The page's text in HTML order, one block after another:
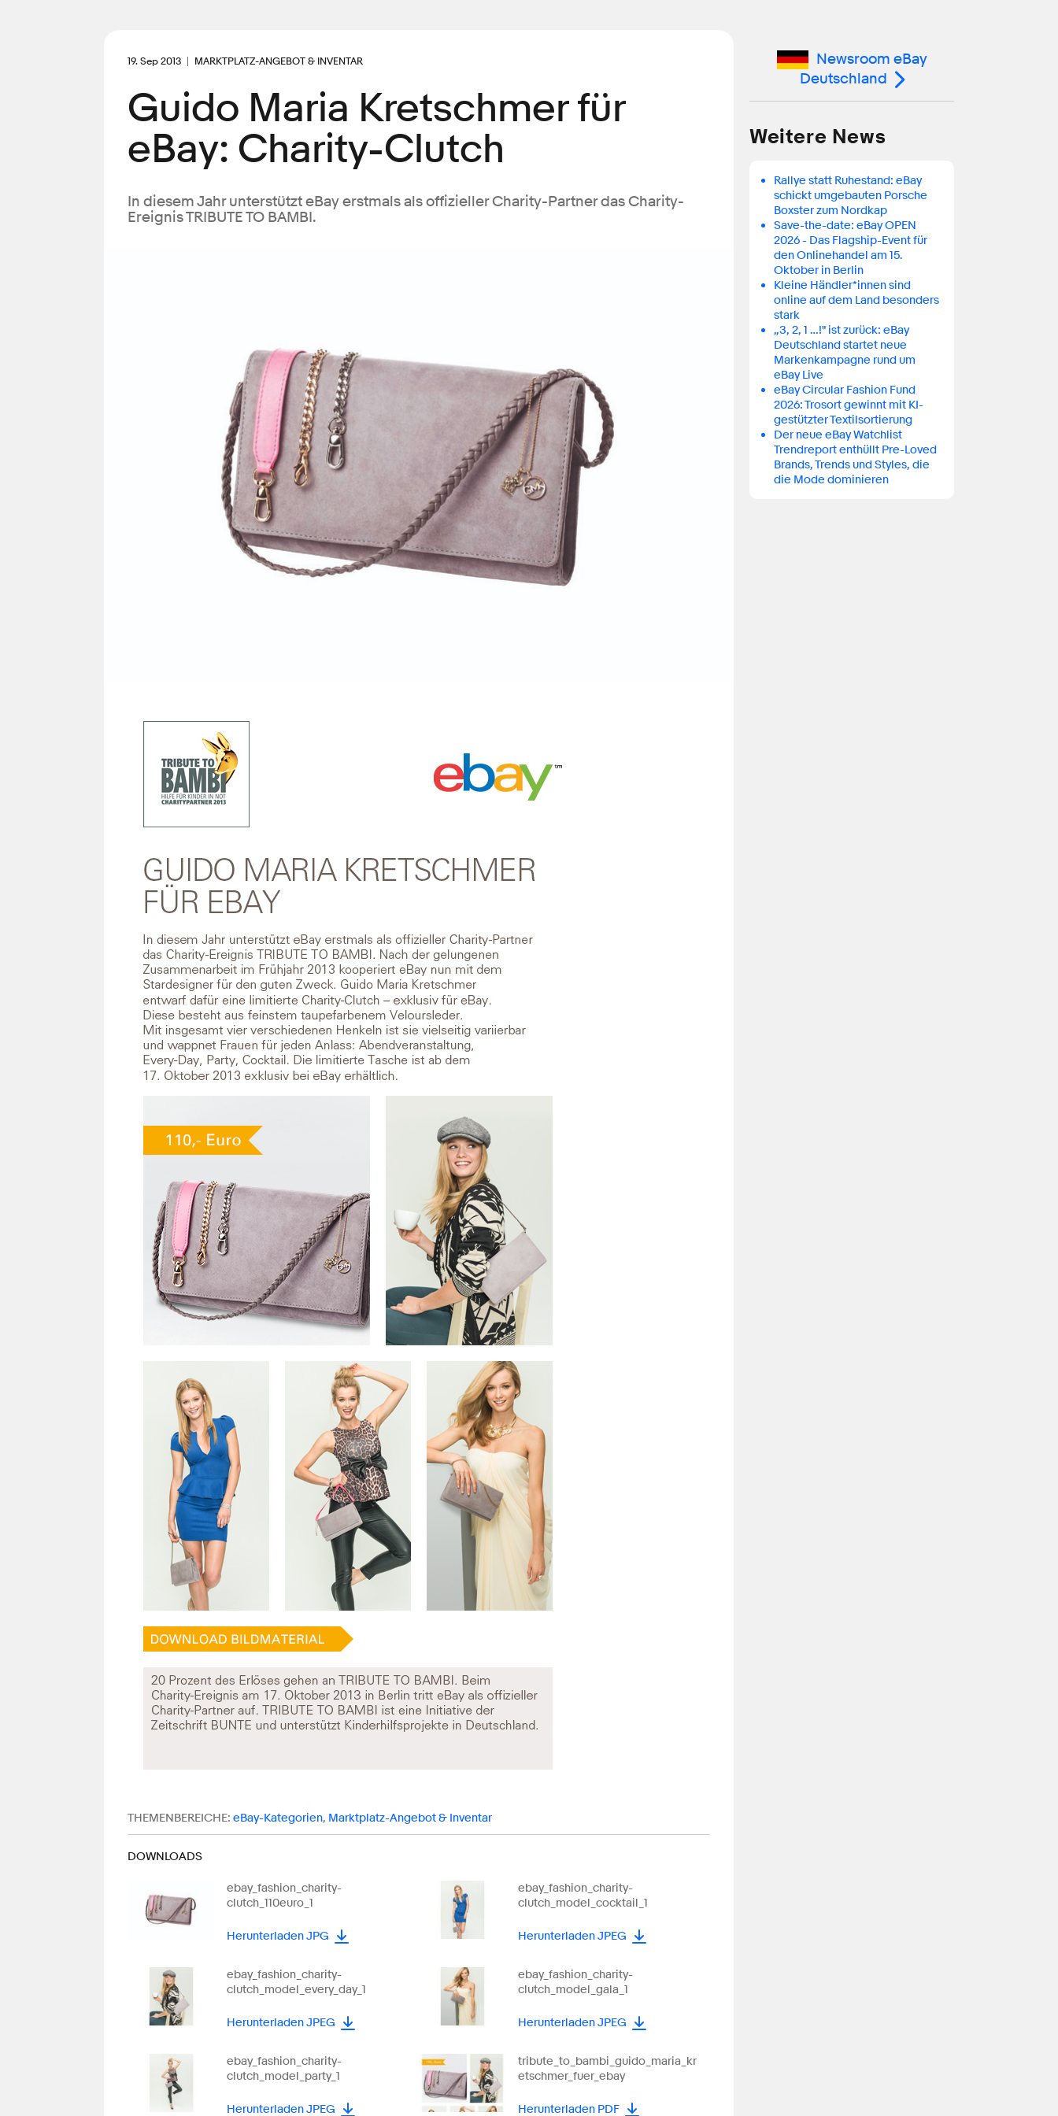
19. Sep 2013 MARKTPLATZ-ANGEBOT & INVENTAR
Guido Maria Kretschmer für
eBay: Charity-Clutch
In diesem Jahr unterstützt eBay erstmals als offizieller Charity-Partner das Charity-
Ereignis TRIBUTE TO BAMBI.
THEMENBEREICHE: eBay-Kategorien, Marktplatz-Angebot & Inventar
DOWNLOADS
ebay_fashion_charity-
clutch_110euro_1
Herunterladen JPG
ebay_fashion_charity-
clutch_model_cocktail_1
Herunterladen JPEG
ebay_fashion_charity-
clutch_model_every_day_1
Herunterladen JPEG
ebay_fashion_charity-
clutch_model_gala_1
Herunterladen JPEG
ebay_fashion_charity-
clutch_model_party_1
Herunterladen JPEG
tribute_to_bambi_guido_maria_kr
etschmer_fuer_ebay
Herunterladen PDF
Newsroom eBay
Deutschland
Weitere News
Rallye statt Ruhestand: eBay
schickt umgebauten Porsche
Boxster zum Nordkap
Save-the-date: eBay OPEN
2026 - Das Flagship-Event für
den Onlinehandel am 15.
Oktober in Berlin
Kleine Händler*innen sind
online auf dem Land besonders
stark
„3, 2, 1 …!" ist zurück: eBay
Deutschland startet neue
Markenkampagne rund um
eBay Live
eBay Circular Fashion Fund
2026: Trosort gewinnt mit KI-
gestützter Textilsortierung
Der neue eBay Watchlist
Trendreport enthüllt Pre-Loved
Brands, Trends und Styles, die
die Mode dominieren